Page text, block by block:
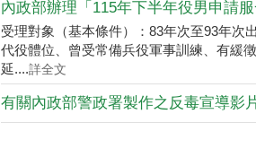
受理對象（基本條件）：83年次至93年次
代役體位、曾受常備兵役軍事訓練、有緩
延....詳全文